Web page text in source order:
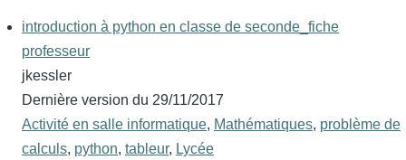
introduction à python en classe de seconde_fiche
professeur
jkessler
Dernière version du 29/11/2017
Activité en salle informatique, Mathématiques, problème de
calculs, python, tableur, Lycée